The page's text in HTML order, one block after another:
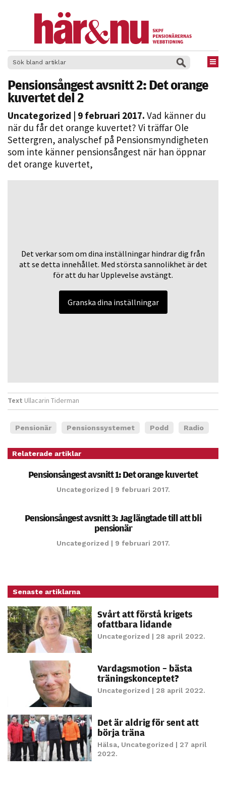
Pensionsångest avsnitt 2: Det orange
kuvertet del 2
Uncategorized | 9 februari 2017. Vad känner du
när du får det orange kuvertet? Vi träffar Ole
Settergren, analyschef på Pensionsmyndigheten
som inte känner pensionsångest när han öppnar
det orange kuvertet,
Det verkar som om dina inställningar hindrar dig från
att se detta innehållet. Med största sannolikhet är det
för att du har Upplevelse avstängt.
Granska dina inställningar
Text Ullacarin Tiderman
Pensionär Pensionssystemet Podd Radio
Relaterade artiklar
Pensionsångest avsnitt 1: Det orange kuvertet
Uncategorized | 9 februari 2017.
Pensionsångest avsnitt 3: Jag längtade till att bli
pensionär
Uncategorized | 9 februari 2017.
Senaste artiklarna
Svårt att förstå krigets
ofattbara lidande
Uncategorized | 28 april 2022.
Vardagsmotion – bästa
träningskonceptet?
Uncategorized | 28 april 2022.
Det är aldrig för sent att
börja träna
Hälsa, Uncategorized | 27 april
2022.
att hemsidan
fungera.
För att vi ska
kunna
hemsidans
funktionalitet
och
används.
Upplevelse
För att vår
bra som
möjligt under
ditt besök.
de här
kakorna
kommer viss